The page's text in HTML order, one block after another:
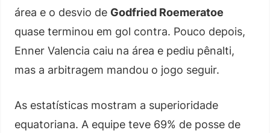
área e o desvio de Godfried Roemeratoe
quase terminou em gol contra. Pouco depois,
Enner Valencia caiu na área e pediu pênalti,
mas a arbitragem mandou o jogo seguir.
As estatísticas mostram a superioridade
equatoriana. A equipe teve 69% de posse de